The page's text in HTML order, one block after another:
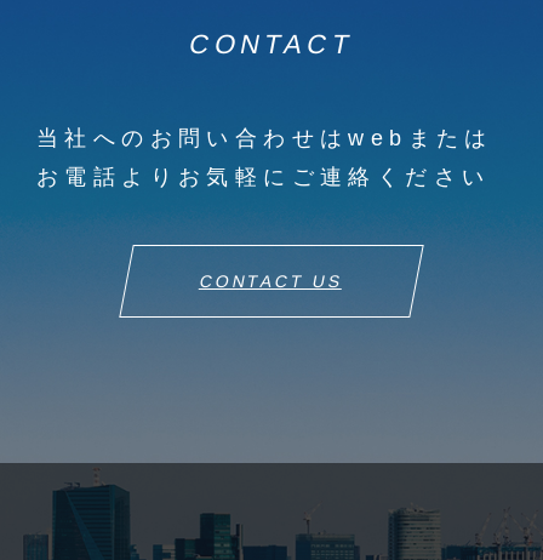
CONTACT
当社へのお問い合わせはwebまたは
お電話よりお気軽にご連絡ください
CONTACT US